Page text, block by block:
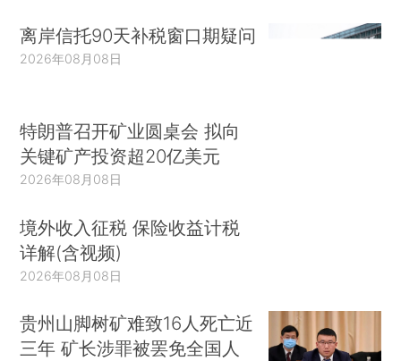
离岸信托90天补税窗口期疑问
2026年08月08日
特朗普召开矿业圆桌会 拟向
关键矿产投资超20亿美元
2026年08月08日
境外收入征税 保险收益计税
详解(含视频)
2026年08月08日
贵州山脚树矿难致16人死亡近
三年 矿长涉罪被罢免全国人